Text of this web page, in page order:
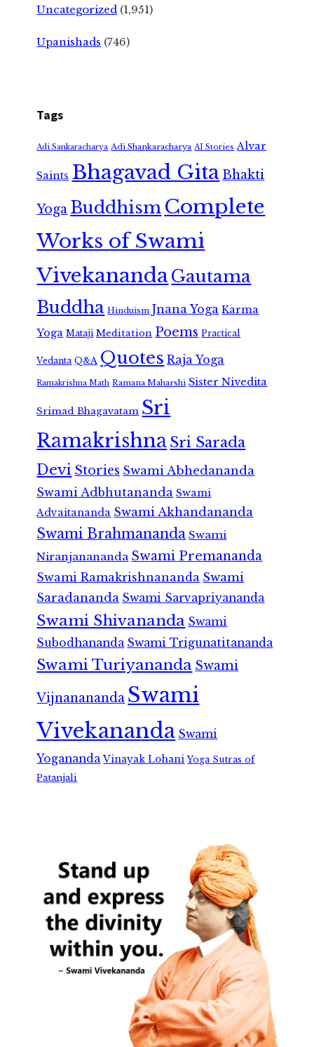
Uncategorized (1,951)
Upanishads (746)
Tags
Adi Sankaracharya Adi Shankaracharya AI Stories Alvar
Saints Bhagavad GitaBhakti
Yoga Buddhism Complete
Works of Swami
VivekanandaGautama
Buddha Hinduism Jnana Yoga Karma
Yoga Mataji Meditation Poems Practical
Vedanta Q&A Quotes Raja Yoga
Ramakrishna Math Ramana Maharshi Sister Nivedita
Srimad Bhagavatam Sri
RamakrishnaSri Sarada
Devi Stories Swami Abhedananda
Swami Adbhutananda Swami
Advaitananda Swami Akhandananda
Swami Brahmananda Swami
Niranjanananda Swami Premananda
Swami Ramakrishnananda Swami
Saradananda Swami Sarvapriyananda
Swami Shivananda Swami
Subodhananda Swami Trigunatitananda
Swami Turiyananda Swami
Vijnanananda Swami
Vivekananda Swami
Yogananda Vinayak Lohani Yoga Sutras of
Patanjali